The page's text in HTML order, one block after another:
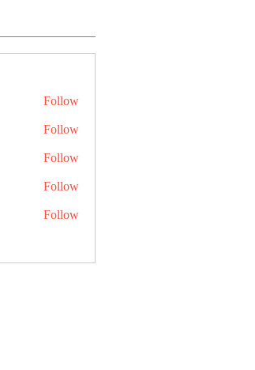
Follow
Follow
Follow
Follow
Follow